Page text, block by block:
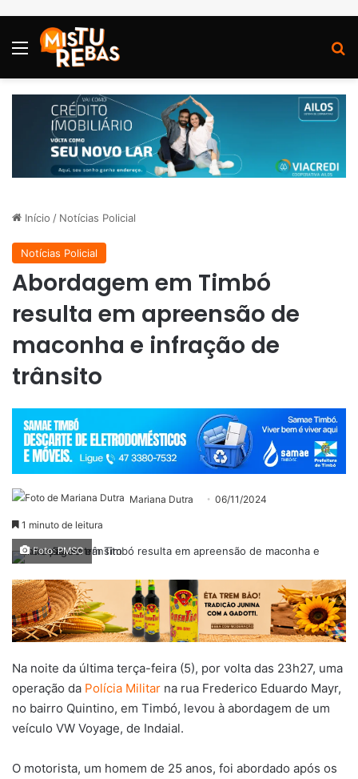
Menu
Início / Notícias Policial
Notícias Policial
Abordagem em Timbó
resulta em apreensão de
maconha e infração de
trânsito
Mariana Dutra 06/11/2024
1 minuto de leitura
Foto: PMSC
Na noite da última terça-feira (5), por volta das 23h27, uma
operação da Polícia Militar na rua Frederico Eduardo Mayr,
no bairro Quintino, em Timbó, levou à abordagem de um
veículo VW Voyage, de Indaial.
O motorista, um homem de 25 anos, foi abordado após os